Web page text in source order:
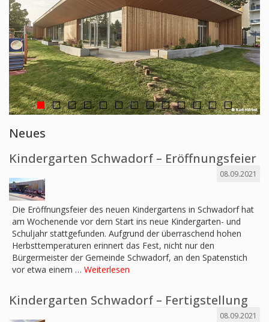
Neues
Kindergarten Schwadorf – Eröffnungsfeier
08.09.2021
Die Eröffnungsfeier des neuen Kindergartens in Schwadorf hat
am Wochenende vor dem Start ins neue Kindergarten- und
Schuljahr stattgefunden. Aufgrund der überraschend hohen
Herbsttemperaturen erinnert das Fest, nicht nur den
Bürgermeister der Gemeinde Schwadorf, an den Spatenstich
vor etwa einem … Weiterlesen
Kindergarten Schwadorf – Fertigstellung
08.09.2021